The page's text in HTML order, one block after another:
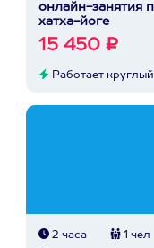
онлайн-занятия
хатха-йоге
15 450 ₽
Работает
2 часа 1 чел